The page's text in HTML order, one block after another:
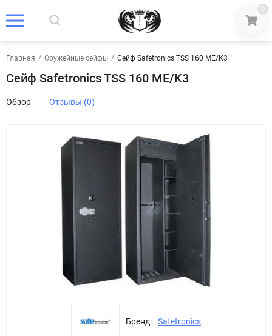
0
Главная / Оружейные сейфы / Сейф Safetronics TSS 160 ME/K3
Сейф Safetronics TSS 160 ME/K3
Обзор Отзывы (0)
Бренд: Safetronics